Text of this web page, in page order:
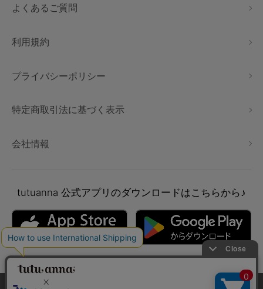
よくあるご質問
利用規約
プライバシーポリシー
特定商取引法に基づく表示
会社情報
tutuanna 公式アプリのダウンロードはこちらから♪